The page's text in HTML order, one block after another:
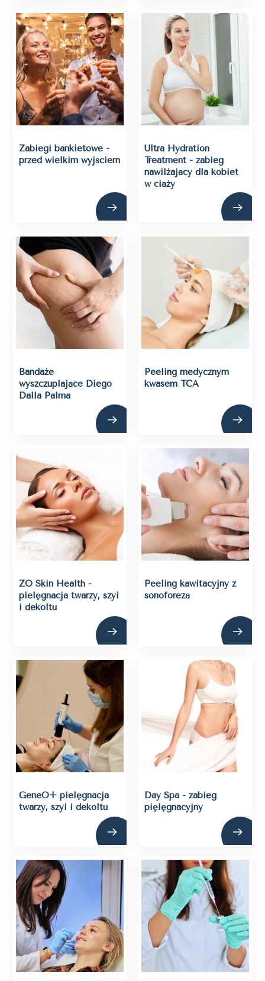
Zabiegi bankietowe -
przed wielkim wyjściem
Ultra Hydration
Treatment - zabieg
nawilżający dla kobiet
w ciąży
Bandaże
wyszczuplające Diego
Dalla Palma
Peeling medycznym
kwasem TCA
ZO Skin Health -
pielęgnacja twarzy, szyi
i dekoltu
Peeling kawitacyjny z
sonoforezą
GeneO+ pielęgnacja
twarzy, szyi i dekoltu
Day Spa - zabieg
pięlęgnacyjny